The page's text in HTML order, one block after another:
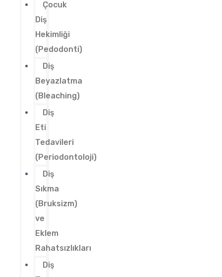
Çocuk
Diş
Hekimliği
(Pedodonti)
Diş
Beyazlatma
(Bleaching)
Diş
Eti
Tedavileri
(Periodontoloji)
Diş
Sıkma
(Bruksizm)
ve
Eklem
Rahatsızlıkları
Diş